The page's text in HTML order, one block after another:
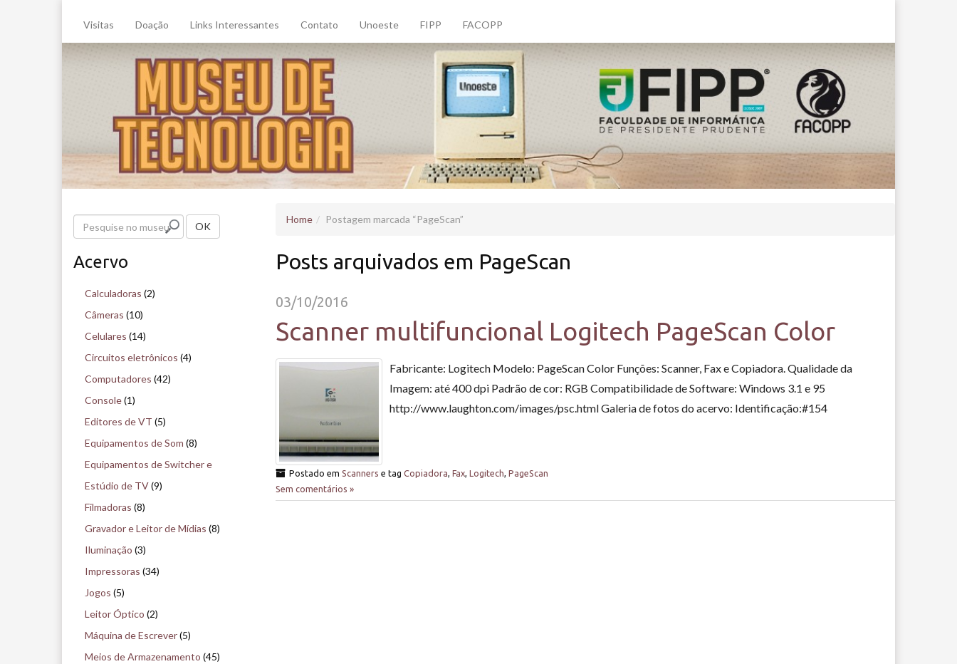
Visitas Doação Links Interessantes Contato Unoeste FIPP FACOPP
Home Postagem marcada PageScan
Posts arquivados em PageScan
03/10/2016
Scanner multifuncional Logitech PageScan Color
Fabricante: Logitech Modelo: PageScan Color Funções: Scanner, Fax e Copiadora. Qualidade da
Imagem: até 400 dpi Padrão de cor: RGB Compatibilidade de Software: Windows 3.1 e 95
http://www.laughton.com/images/psc.html Galeria de fotos do acervo: Identificação:#154
Postado em Scanners e tag Copiadora, Fax, Logitech, PageScan
Sem comentários »
s
OK
Acervo
Calculadoras (2)
Câmeras (10)
Celulares (14)
Circuitos eletrônicos (4)
Computadores (42)
Console(1)
Editores de VT (5)
Equipamentos de Som (8)
Equipamentos de Switcher e
Estúdio de TV(9)
Filmadoras (8)
Gravador e Leitor de Mídias (8)
Iluminação (3)
Impressoras (34)
Jogos (5)
Leitor Óptico (2)
Máquina de Escrever(5)
Meios de Armazenamento (45)